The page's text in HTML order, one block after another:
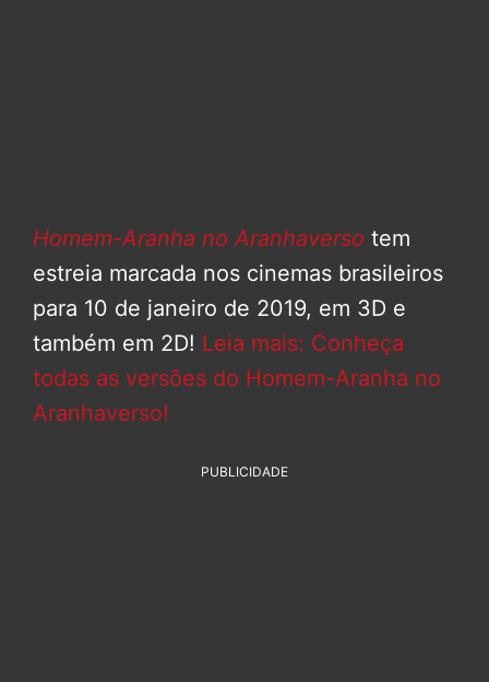
Homem-Aranha no Aranhaverso tem
estreia marcada nos cinemas brasileiros
para 10 de janeiro de 2019, em 3D e
também em 2D! Leia mais: Conheça
todas as versões do Homem-Aranha no
Aranhaverso!
PUBLICIDADE